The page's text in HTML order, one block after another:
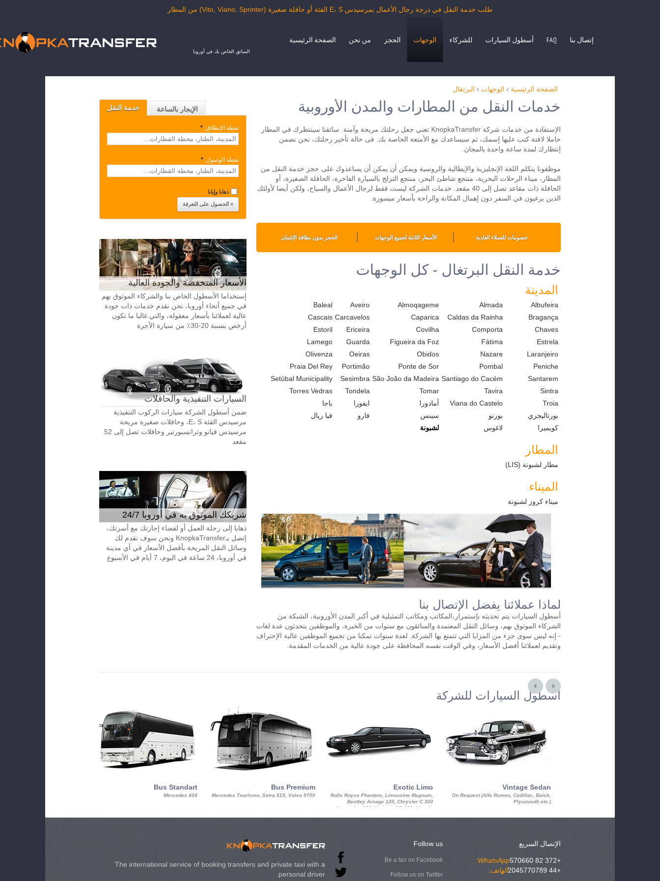
طلب خدمة النقل في درجة رجال الأعمال بمرسيدس E، S الفئة أو حافلة صغيرة (Vito, Viano, Sprinter) من المطار
السائق الخاص بك في أوروبا
الصفحة الرئيسية من نحن الحجز الوجهات للشركاء أسطول السيارات FAQ إتصال بنا
الصفحة الرئيسية › الوجهات › البرتغال
خدمة النقل الإيجار بالساعة
نقطة الإنطلاق: *
نقطة الوصول: *
ذهابا وإيابا
الأسعار المنخفضة والجودة العالية
إستخداما الأسطول الخاص بنا والشركاء الموثوق بهم
في جميع أنحاء أوروبا، نحن نقدم خدمات ذات جودة
عالية لعملائنا بأسعار معقولة، والتي غالبا ما تكون
أرخص بنسبة 20-30٪ من سيارة الأجرة
السيارات التنفيذية والحافلات
ضمن أسطول الشركة سيارات الركوب التنفيذية
مرسيدس الفئة E، S، وحافلات صغيرة مريحة
مرسيدس فيانو وترانسبورتير وحافلات تصل إلى 52
مقعد
شريكك الموثوق به في أوروبا 24/7
ذهابا إلى رحلة العمل أو لقضاء إجازتك مع أسرتك،
إتصل بـKnopkaTransfer ونحن سوف نقدم لك
وسائل النقل المريحة بأفضل الأسعار في أي مدينة
في أوروبا، 24 ساعة في اليوم، 7 أيام في الأسبوع
خدمات النقل من المطارات والمدن الأوروبية
الإستفادة من خدمات شركة KnopkaTransfer تعني جعل رحلتك مريحة وآمنة. سائقنا سينتظرك في المطار
حاملا لافتة كتب عليها إسمك، ثم سيساعدك مع الأمتعة الخاصة بك. فى حالة تأخير رحلتك، نحن نضمن
إنتظارك لمدة ساعة واحدة بالمجان.
موظفونا يتكلم اللغة الإنجليزية والإيطالية والروسية ويمكن أن يمكن أن يساعدوك على حجز خدمة النقل من
المطار، ميناء الرحلات البحرية، منتجع شاطئ البحر، منتجع التزلج بالسيارة الفاخرة، الحافلة الصغيرة، أو
الحافلة ذات مقاعد تصل إلى 40 مقعد. خدمات الشركة ليست فقط لرجال الأعمال والسياح، ولكن أيضا لأولئك
الذين يرغبون في السفر دون إهمال المكانة والراحة بأسعار ميسورة.
الحجز بدون بطاقة الإئتمان الأسعار الثابتة لجميع الوجهات خصومات للعملاء العادية
خدمة النقل البرتغال - كل الوجهات
المدينة
Albufeira
Almada
Almoqageme
Aveiro
Baleal
Bragança
Caldas da Rainha
Caparica
Carcavelos
Cascais
Chaves
Comporta
Covilha
Ericeira
Estoril
Estrela
Fátima
Figueira da Foz
Guarda
Lamego
Laranjeiro
Nazare
Obidos
Oeiras
Olivenza
Peniche
Pombal
Ponte de Sor
Portimão
Praia Del Rey
Santarem
Santiago do Cacém
São João da Madeira
Sesimbra
Setúbal Municipality
Sintra
Tavira
Tomar
Tondela
Torres Vedras
Troia
Viana do Castelo أمادورا ايفورا
باجا
بورتاليجري
بورتو سينس فارو
فيا ريال
كويمبرا
لاغوس لشبونة
المطار
مطار لشبونة (LIS)
الميناء
ميناء كروز لشبونة
لماذا عملائنا يفضل الإتصال بنا
أسطول السيارات يتم تحديثه بإستمرار،المكاتب ومكاتب التمثيلية في أكبر المدن الأوروبية، الشبكة من
الشركاء الموثوق بهم، وسائل النقل المعتمدة والسائقون مع سنوات من الخبرة، والموظفين يتحدثون عدة لغات
- إنه ليس سوى جزء من المزايا التي تتمتع بها الشركة. لعدة سنوات تمكنا من تجميع الموظفين عالية الإحتراف
وتقديم لعملائنا أفضل الأسعار، وفي الوقت نفسه المحافظة على جودة عالية من الخدمات المقدمة.
أسطول السيارات للشركة
Bus Standart
Mercedes 404
Bus Premium
Mercedes Tourismo, Setra 515, Volvo 9700
Exotic Limo
Rolls Royce Phantom, Limousine Magnum,
Bentley Arnage 120, Chrysler C 300
Limousine 130, Hummer H3 140, Lincoln
Vintage Sedan
On Request (Alfa Romeo, Cadillac, Buick,
Plyumouth etc.)
The international service of booking transfers and private taxi with a
personal driver.
Follow us
Be a fan on Facebook
Follow us on Twitter
الإتصال السريع
WhatsApp:
+372 82 570660
الهاتف:
+44 2045770789